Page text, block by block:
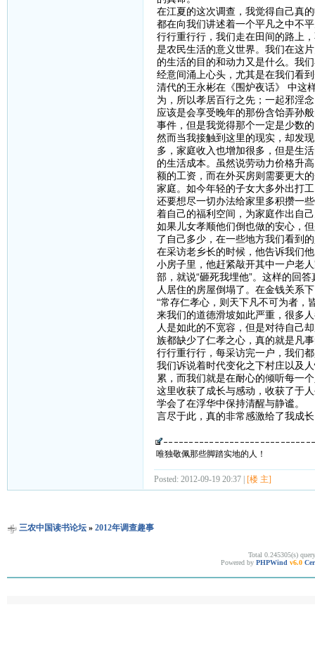
在江夏的这次调查，我觉得自己真
都在向我们讲述着一个平凡之中不
行行重行行，我们走在田间的路上
是农民生活的意义世界。我们在这
的生活的目的和动力又是什么。我
经意间涌上心头，尤其是在我们看
清代的王永彬在《围炉夜话》 中这
为，所以孝居百行之先；一起邪淫
应该是会享受晚年的那份含饴弄孙
事件，但是我觉得那个一定是少数
然而当我接触到这里的现实，却发
多，家庭收入也增加很多，但是生
的生活成本。虽然说劳动力价格升
额的工资，而在外买房则需要更大
家庭。如今年轻的子女大多外出打
还要想尽一切办法给家里多积攒一
着自己的福利空间，为家庭作出自
如果儿女孝顺他们倒也做的安心，
了自己多少，在一些地方我们看到
在采访老乡长的时候，他告诉我们
小房子里，他赶紧敲开其中一户老
部，就说“砸死我埋他”。这样的回
人居住的房屋倒塌了。在金钱关系
“常存仁孝心，则天下凡不可为者，
来我们的道德滑坡如此严重，很多
人是如此的不宽容，但是对待自己
族都缺少了仁孝之心，真的就是凡
行行重行行，每采访完一户，我们
我们诉说着时代变化之下村庄以及
累，而我们就是在耐心的倾听每一
这里收获了成长与感动，收获了于
学会了在浮华中保持清醒与静谧。
言尽于此，真的非常感激给了我成
唯独敬佩那些脚踏实地的人！
Posted: 2012-09-19 20:37 | [楼 主]
三农中国读书论坛» 2012年调查趣事
Total 0.245305(s)
Powered by PHPWind v6.0